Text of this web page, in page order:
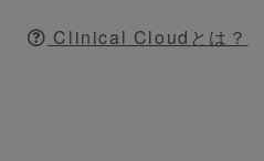
Clinical Cloudとは？